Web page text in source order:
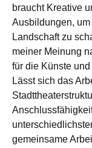
braucht Kreative
Ausbildungen,
Landschaft zu
meiner Meinung
für die Künste
Lässt sich das
gemeinsame